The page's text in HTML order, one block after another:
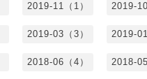
2019-11（1） 2019-10
2019-03（3） 2019-01
2018-06（4） 2018-05